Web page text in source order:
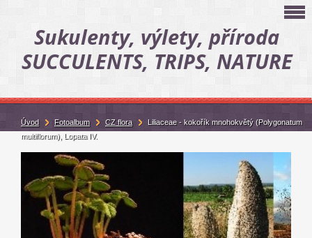
Sukulenty, výlety, příroda
SUCCULENTS, TRIPS, NATURE
Úvod Fotoalbum CZ flora
Liliaceae - kokořík mnohokvětý (Polygonatum
multiflorum), Lopata IV.